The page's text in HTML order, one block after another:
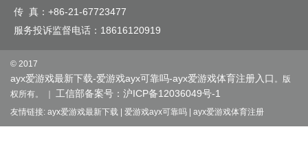
传 真：+86-21-67723477
服务投诉监督电话： 18616120919
© 2017
ayx爱游戏最新下载-爱游戏ayx可靠吗-ayx爱游戏体育注册入口 。版
权所有。 ｜ 工信部备案号：沪ICP备12036049号-1
友情链接: ayx爱游戏最新下载 爱游戏ayx可靠吗 ayx爱游戏体育注册